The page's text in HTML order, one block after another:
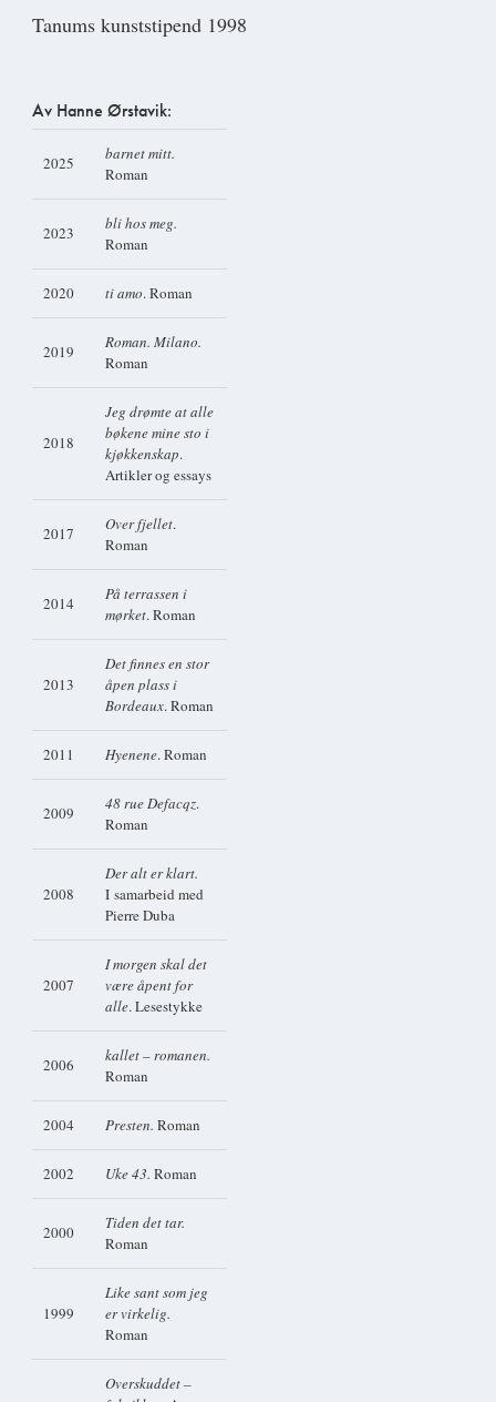
Tanums kunststipend 1998
Av Hanne Ørstavik:
2025
barnet mitt.
Roman
2023
bli hos meg.
Roman
2020 ti amo. Roman
2019
Roman. Milano.
Roman
2018
Jeg drømte at alle
bøkene mine sto i
kjøkkenskap.
Artikler og essays
2017 Over fjellet.
Roman
2014
På terrassen i
mørket. Roman
2013
Det finnes en stor
åpen plass i
Bordeaux. Roman
2011 Hyenene. Roman
2009 48 rue Defacqz.
Roman
2008
Der alt er klart.
I samarbeid med
Pierre Duba
2007
I morgen skal det
være åpent for
alle. Lesestykke
2006
kallet – romanen.
Roman
2004 Presten. Roman
2002 Uke 43. Roman
2000
Tiden det tar.
Roman
1999
Like sant som jeg
er virkelig.
Roman
Overskuddet –